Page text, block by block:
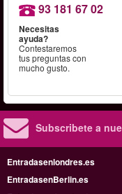
93 181 67 02
Necesitas
ayuda?
Contestaremos
tus preguntas con
mucho gusto.
Subscribete a
Entradasenlondres.es
EntradasenBerlin.es